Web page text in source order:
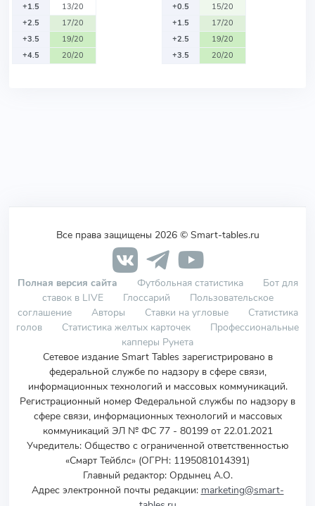
+1.5
13/20
+2.5
17/20
+3.5
19/20
+4.5
20/20
+0.5
15/20
+1.5
17/20
+2.5
19/20
+3.5
20/20
Все права защищены 2026 © Smart-tables.ru
Полная версия сайта Футбольная статистика
Бот для
ставок в LIVE
Глоссарий
Пользовательское
соглашение
Авторы Ставки на угловые
Статистика
голов
Статистика желтых карточек
Профессиональные
капперы Рунета
Сетевое издание Smart Tables зарегистрировано в
федеральной службе по надзору в сфере связи,
информационных технологий и массовых коммуникаций.
Регистрационный номер Федеральной службы по надзору в
сфере связи, информационных технологий и массовых
коммуникаций ЭЛ № ФС 77 - 80199 от 22.01.2021
Учредитель: Общество с ограниченной ответственностью
«Смарт Тейблс» (ОГРН: 1195081014391)
Главный редактор: Ордынец А.О.
Адрес электронной почты редакции: marketing@smart-